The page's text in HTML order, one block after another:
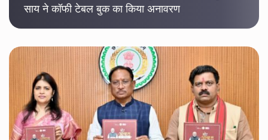
साय ने कॉफी टेबल बुक का किया अनावरण